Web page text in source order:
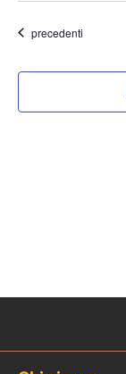
data.Eventi
precedenti